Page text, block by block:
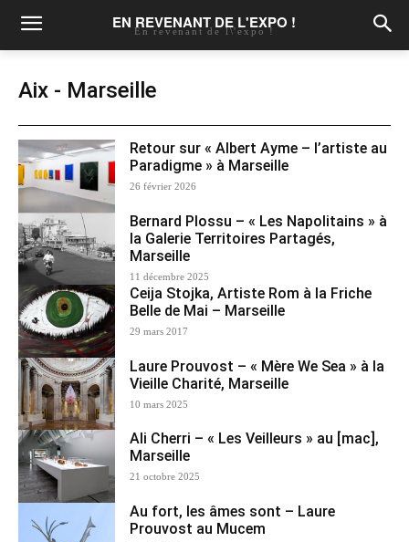
EN REVENANT DE L'EXPO !
En revenant de l\'expo !
Aix - Marseille
Retour sur « Albert Ayme – l’artiste au
Paradigme » à Marseille
26 février 2026
Bernard Plossu – « Les Napolitains » à
la Galerie Territoires Partagés,
Marseille
11 décembre 2025
Ceija Stojka, Artiste Rom à la Friche
Belle de Mai – Marseille
29 mars 2017
Laure Prouvost – « Mère We Sea » à la
Vieille Charité, Marseille
10 mars 2025
Ali Cherri – « Les Veilleurs » au [mac],
Marseille
21 octobre 2025
Au fort, les âmes sont – Laure
Prouvost au Mucem